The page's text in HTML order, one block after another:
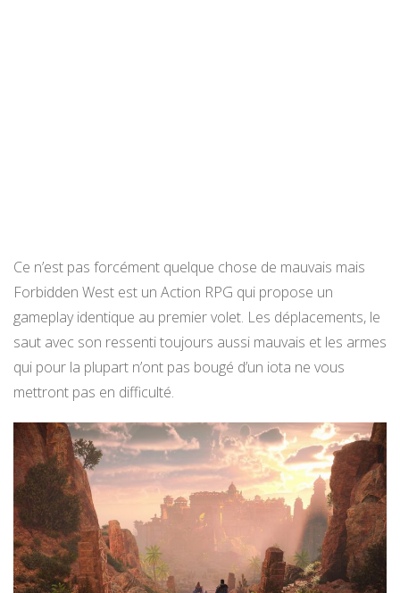
Ce n’est pas forcément quelque chose de mauvais mais
Forbidden West est un Action RPG qui propose un
gameplay identique au premier volet. Les déplacements, le
saut avec son ressenti toujours aussi mauvais et les armes
qui pour la plupart n’ont pas bougé d’un iota ne vous
mettront pas en difficulté.